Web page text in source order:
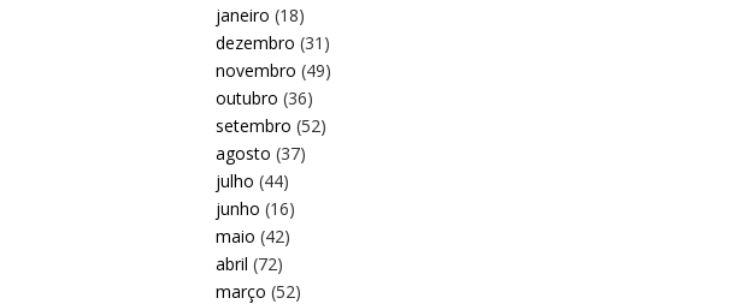
janeiro (18)
dezembro (31)
novembro (49)
outubro (36)
setembro (52)
agosto (37)
julho (44)
junho (16)
maio (42)
abril (72)
março (52)